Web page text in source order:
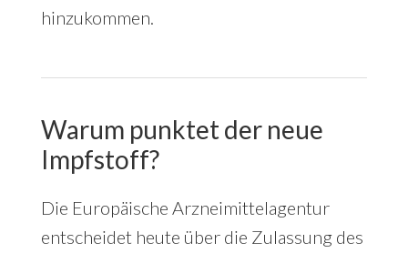
hinzukommen.
Warum punktet der neue
Impfstoff?
Die Europäische Arzneimittelagentur
entscheidet heute über die Zulassung des